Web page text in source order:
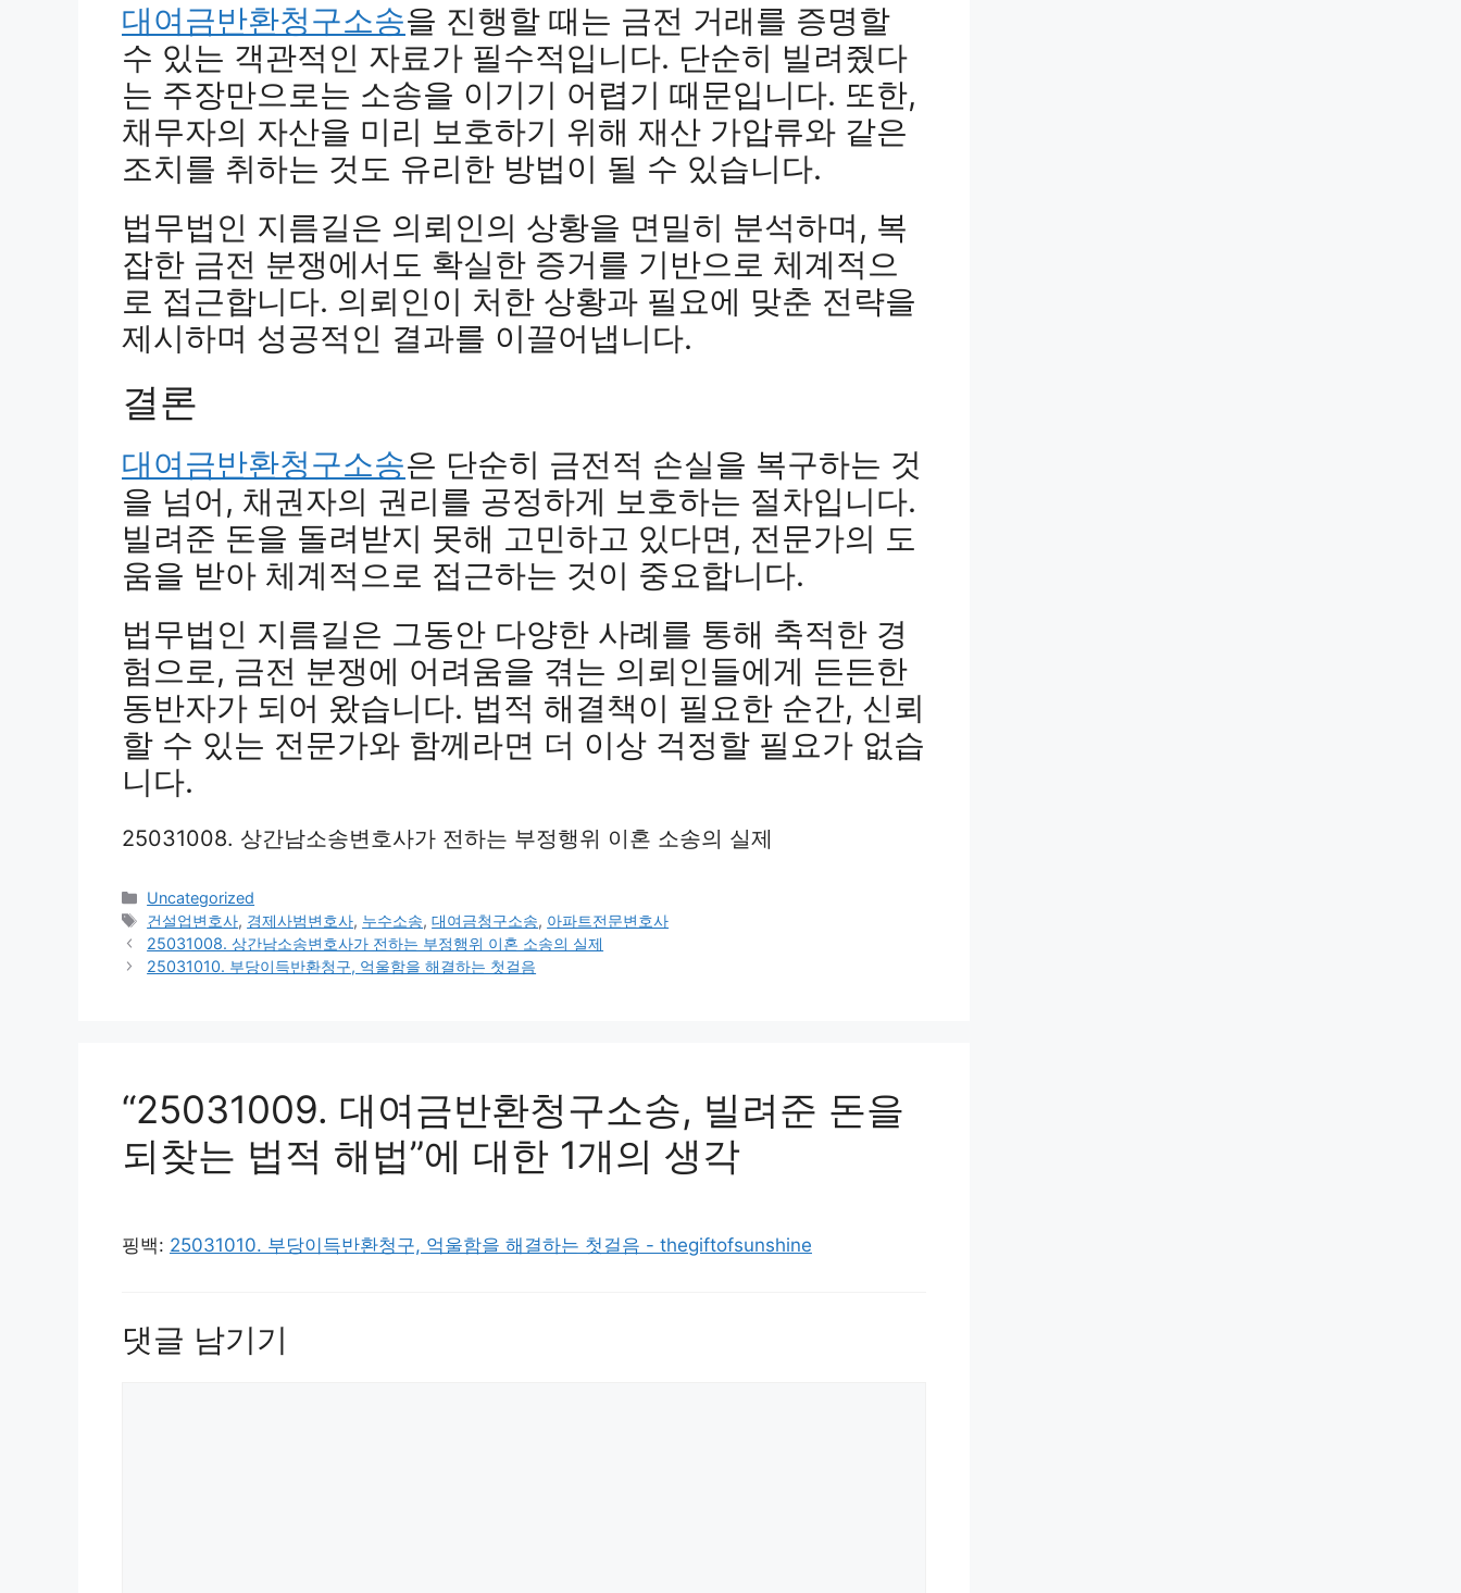
대여금반환청구소송을 진행할 때는 금전 거래를 증명할
수 있는 객관적인 자료가 필수적입니다. 단순히 빌려줬다
는 주장만으로는 소송을 이기기 어렵기 때문입니다. 또한,
채무자의 자산을 미리 보호하기 위해 재산 가압류와 같은
조치를 취하는 것도 유리한 방법이 될 수 있습니다.
법무법인 지름길은 의뢰인의 상황을 면밀히 분석하며, 복
잡한 금전 분쟁에서도 확실한 증거를 기반으로 체계적으
로 접근합니다. 의뢰인이 처한 상황과 필요에 맞춘 전략을
제시하며 성공적인 결과를 이끌어냅니다.
결론
대여금반환청구소송은 단순히 금전적 손실을 복구하는 것
을 넘어, 채권자의 권리를 공정하게 보호하는 절차입니다.
빌려준 돈을 돌려받지 못해 고민하고 있다면, 전문가의 도
움을 받아 체계적으로 접근하는 것이 중요합니다.
법무법인 지름길은 그동안 다양한 사례를 통해 축적한 경
험으로, 금전 분쟁에 어려움을 겪는 의뢰인들에게 든든한
동반자가 되어 왔습니다. 법적 해결책이 필요한 순간, 신뢰
할 수 있는 전문가와 함께라면 더 이상 걱정할 필요가 없습
니다.
25031008. 상간남소송변호사가 전하는 부정행위 이혼 소송의 실제
카
테
고
리
Uncategorized
태
그
건설업변호사, 경제사범변호사, 누수소송,대여금청구소송, 아파트전문변호사
25031008. 상간남소송변호사가 전하는 부정행위 이혼 소송의 실제
25031010. 부당이득반환청구, 억울함을 해결하는 첫걸음
“25031009. 대여금반환청구소송, 빌려준 돈을
되찾는 법적 해법”에 대한 1개의 생각
핑백: 25031010. 부당이득반환청구, 억울함을 해결하는 첫걸음 - thegiftofsunshine
댓글 남기기